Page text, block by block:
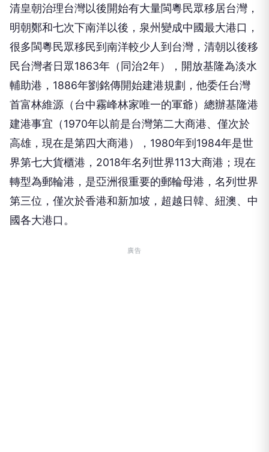
清皇朝治理台灣以後開始有大量閩粵民眾移居台灣，
明朝鄭和七次下南洋以後，泉州變成中國最大港口，
很多閩粵民眾移民到南洋較少人到台灣，清朝以後移
民台灣者日眾1863年（同治2年），開放基隆為淡水
輔助港，1886年劉銘傳開始建港規劃，他委任台灣
首富林維源（台中霧峰林家唯一的軍爺）總辦基隆港
建港事宜（1970年以前是台灣第二大商港、僅次於
高雄，現在是第四大商港），1980年到1984年是世
界第七大貨櫃港，2018年名列世界113大商港；現在
轉型為郵輪港，是亞洲很重要的郵輪母港，名列世界
第三位，僅次於香港和新加坡，超越日韓、紐澳、中
國各大港口。
廣告